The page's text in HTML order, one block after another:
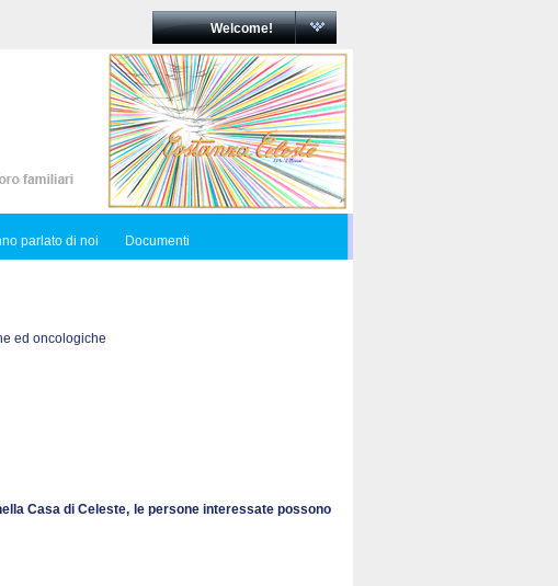
Welcome!
parlato di noi Documenti
ed oncologiche
Casa di Celeste, le persone interessate possono